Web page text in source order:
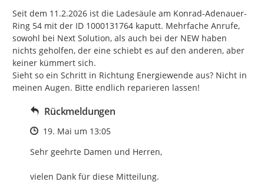
Seit dem 11.2.2026 ist die Ladesäule am Konrad-Adenauer-
Ring 54 mit der ID 1000131764 kaputt. Mehrfache Anrufe,
sowohl bei Next Solution, als auch bei der NEW haben
nichts geholfen, der eine schiebt es auf den anderen, aber
keiner kümmert sich.
Sieht so ein Schritt in Richtung Energiewende aus? Nicht in
meinen Augen. Bitte endlich reparieren lassen!
Rückmeldungen
Zeitpunkt des Erstellens
19. Mai um 13:05
Sehr geehrte Damen und Herren,
vielen Dank für diese Mitteilung.